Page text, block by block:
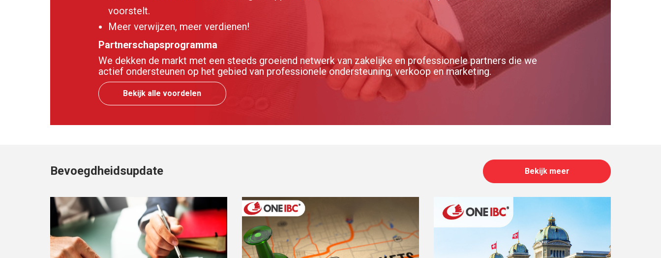
voorstelt.
Meer verwijzen, meer verdienen!
Partnerschapsprogramma
We dekken de markt met een steeds groeiend netwerk van zakelijke en professionele partners die we
actief ondersteunen op het gebied van professionele ondersteuning, verkoop en marketing.
Bekijk alle voordelen
Bevoegdheidsupdate Bekijk meer